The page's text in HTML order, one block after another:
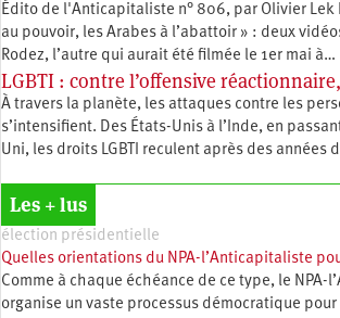
Édito de l'Anticapitaliste n° 806, par Olivier Lek
au pouvoir, les Arabes à l’abattoir » : deux
Rodez, l’autre qui aurait été filmée le 1er mai à…
LGBTI : contre l’offensive
À travers la planète, les attaques contre les
s’intensifient. Des États-Unis à l’Inde, en
Uni, les droits LGBTI reculent après des années
Les + lus
élection présidentielle
Quelles orientations du NPA-l’Anticapitaliste
Comme à chaque échéance de ce type, le NPA-
organise un vaste processus démocratique